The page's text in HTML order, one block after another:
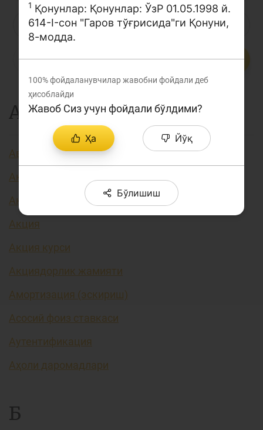
Кенгайтирилган қидирув
Сайт харитаси
Т У Ў Ү Ф Х
Ц Ч Ш Э Ю Я ...
А
Авторизация
Аккредитив
Активлар
Акция
Акция курси
Акциядорлик жамияти
Амортизация (эскириш)
Асосий фоиз ставкаси
Аутентификация
Аҳоли даромадлари
Б
1 Қонунлар: Қонунлар: ЎзР 01.05.1998 й.
614-I-сон "Гаров тўғрисида"ги Қонуни,
8-модда.
100%фойдаланувчилар жавобни фойдали деб
ҳисоблайди
Жавоб Сиз учун фойдали бўлдими?
Ҳа Йўқ
Бўлишиш